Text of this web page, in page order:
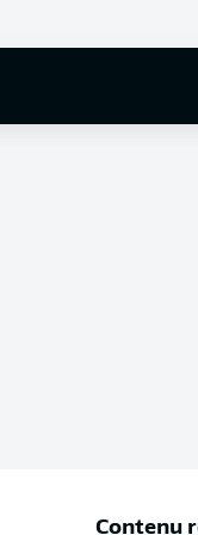
Contenu